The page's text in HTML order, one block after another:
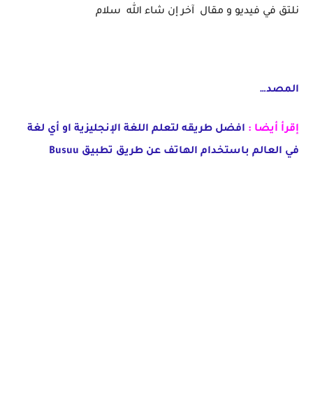
نلتق في فيديو و مقال آخر إن شاء الله سلام
المصد…
إقرأ أيضا : افضل طريقه لتعلم اللغة الإنجليزية او أي لغة
في العالم باستخدام الهاتف عن طريق تطبيق Busuu